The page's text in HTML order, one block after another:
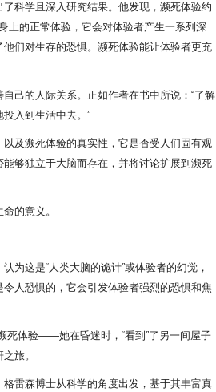
科学且深入研究结果。他发现，濒死体验约
上的正常体验，它会对体验者产生一系列深
们对生存的恐惧。濒死体验能让体验者更充
己的人际关系。正如作者在书中所说：“了解
入到生活中去。”
及濒死体验的真实性，它是否受人们固有观
够独立于大脑而存在，并将讨论扩展到濒死
的意义。
为这是“人类大脑的诡计”或体验者的幻觉，
人恐惧的，它会引发体验者强烈的恐惧和焦
死体验——她在昏迷时，“看到”了另一间屋子
旅。
雷森博士从科学的角度出发，基于其丰富真